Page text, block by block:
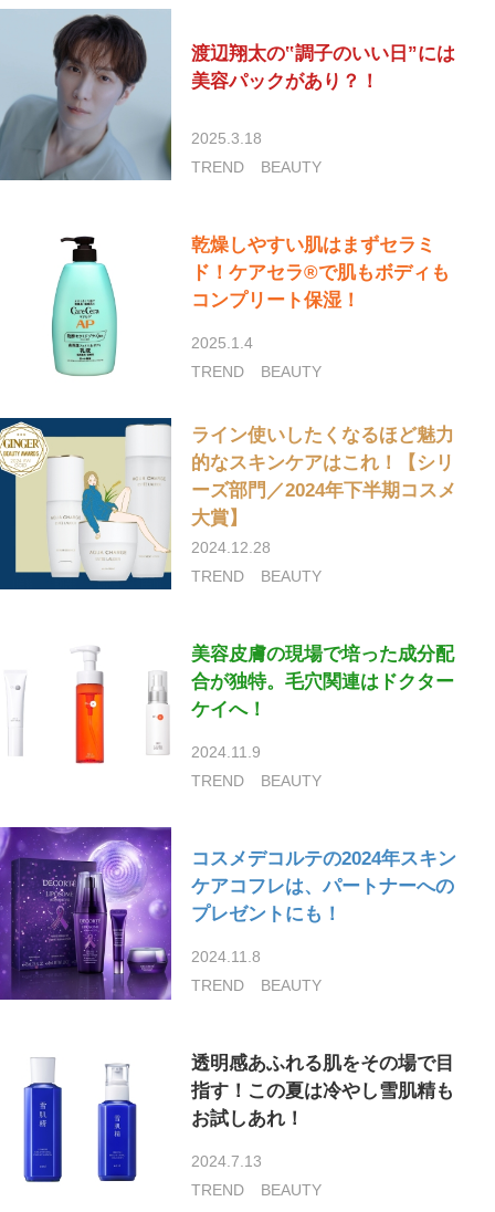
渡辺翔太の‟調子のいい日”には
美容パックがあり？！
2025.3.18
TREND
BEAUTY
乾燥しやすい肌はまずセラミ
ド！ケアセラ®で肌もボディも
コンプリート保湿！
2025.1.4
TREND
BEAUTY
ライン使いしたくなるほど魅力
的なスキンケアはこれ！【シリ
ーズ部門／2024年下半期コスメ
大賞】
2024.12.28
TREND
BEAUTY
美容皮膚の現場で培った成分配
合が独特。毛穴関連はドクター
ケイへ！
2024.11.9
TREND
BEAUTY
コスメデコルテの2024年スキン
ケアコフレは、パートナーへの
プレゼントにも！
2024.11.8
TREND
BEAUTY
透明感あふれる肌をその場で目
指す！この夏は冷やし雪肌精も
お試しあれ！
2024.7.13
TREND
BEAUTY